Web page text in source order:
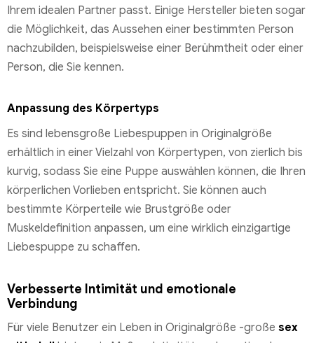
Ihrem idealen Partner passt. Einige Hersteller bieten sogar
die Möglichkeit, das Aussehen einer bestimmten Person
nachzubilden, beispielsweise einer Berühmtheit oder einer
Person, die Sie kennen.
Anpassung des Körpertyps
Es sind lebensgroße Liebespuppen in Originalgröße
erhältlich in einer Vielzahl von Körpertypen, von zierlich bis
kurvig, sodass Sie eine Puppe auswählen können, die Ihren
körperlichen Vorlieben entspricht. Sie können auch
bestimmte Körperteile wie Brustgröße oder
Muskeldefinition anpassen, um eine wirklich einzigartige
Liebespuppe zu schaffen.
Verbesserte Intimität und emotionale
Verbindung
Für viele Benutzer ein Leben in Originalgröße -große sex